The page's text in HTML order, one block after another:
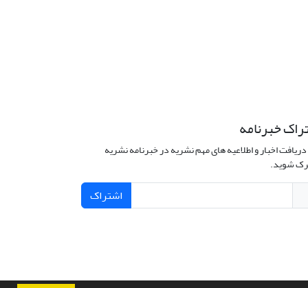
خبرنامه
اخبار و اطلاعیه های مهم نشریه در خبرنامه نشریه
شوید.
اشتراک